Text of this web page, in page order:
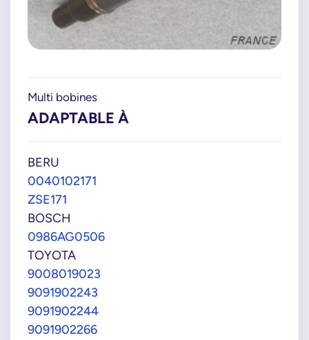
Multi bobines
ADAPTABLE À
BERU
0040102171
ZSE171
BOSCH
0986AG0506
TOYOTA
9008019023
9091902243
9091902244
9091902266